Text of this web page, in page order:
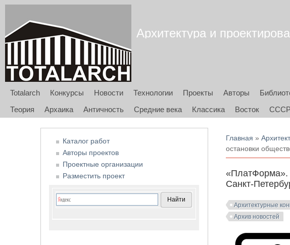
Архитектура и
Totalarch Конкурсы Новости Технологии Проекты Авторы
Теория
Архаика Античность Средние века Классика Восток
Вы здесь
Главная »
остановки
«ПлатФорма».
Санкт-
Архитектурные
Архив новостей
Каталог работ
Авторы проектов
Проектные организации
Разместить проект